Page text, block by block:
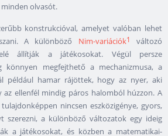
olvasót.
konstrukcióval, amelyet valóban lehet
A különböző Nim-variációk1
változó
állítják a játékosokat. Végül persze
könnyen megfejthető a mechanizmusa, a
például hamar rájöttek, hogy az nyer, aki
az ellenfél mindig páros halomból húzzon. A
nincsen eszközigénye, gyors,
szerezni, a különböző változatok egy ideig
a játékosokat, és közben a matematikai-